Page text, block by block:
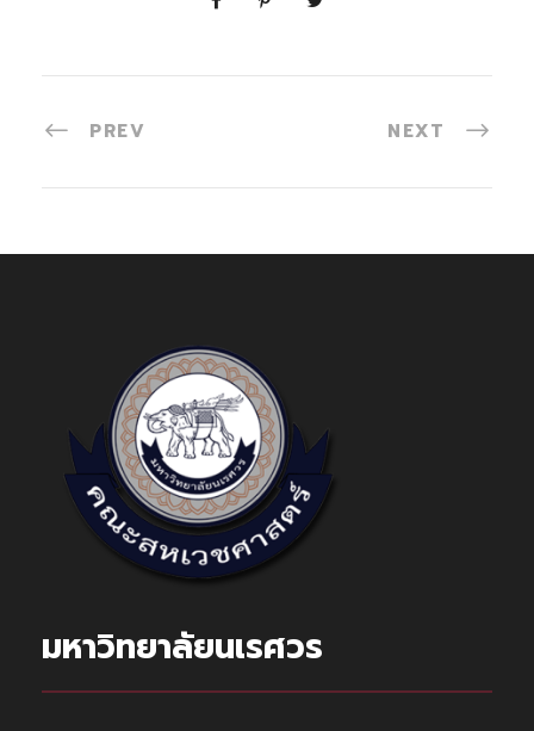
PREV NEXT
มหาวิทยาลัยนเรศวร